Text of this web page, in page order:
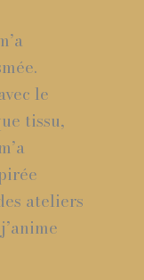
le
tissu,
ateliers